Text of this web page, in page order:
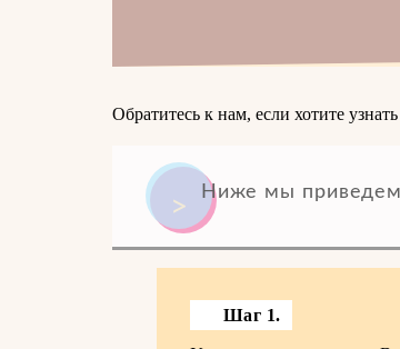
Обратитесь к нам, если хотите
Ниже мы
Шаг 1.